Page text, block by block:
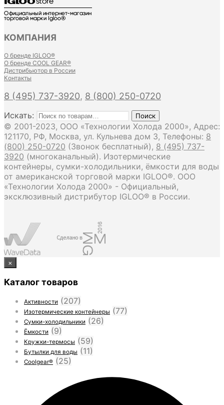
КОМПАНИЯ
О бренде IGLOO®
О бренде COOL GEAR®
Дистрибьютор в России
Контакты
8 (495) 737-3920, 8 (800) 250-0720
Искать: Поиск
© 2001-2023, ООО «Технологии Холода 2000», Адрес:
121170, РФ, Москва, ул. Кульнева дом 3, Телефоны: 8
(800) 250-0720 (Звонок бесплатный), 8 (495) 737-
3920 (многоканальный). Изотермические
контейнеры, сумки-холодильники, ёмкости для воды
от американской торговой марки IGLOO®. ООО
«Технологии Холода 2000» - Официальный,
эксклюзивный дистрибутор IGLOO® в России.
×
Каталог товаров
Активности (207)
Изотермические контейнеры (77)
Сумки-холодильники (26)
Ёмкости (9)
Кружки-термосы (59)
Бутылки для воды (11)
Coolgear® (25)